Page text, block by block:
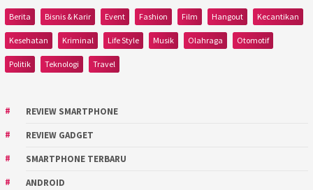
Berita Bisnis & Karir Event Fashion Film Hangout Kecantikan
Kesehatan Kriminal Life Style Musik Olahraga Otomotif
Politik Teknologi Travel
REVIEW SMARTPHONE
REVIEW GADGET
SMARTPHONE TERBARU
ANDROID